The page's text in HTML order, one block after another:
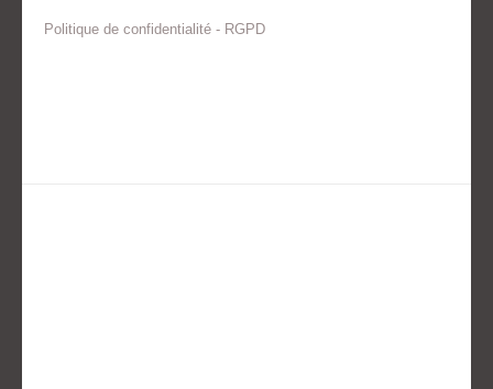
Politique de confidentialité - RGPD